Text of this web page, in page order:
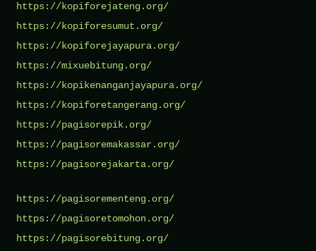
https://kopiforejateng.org/
https://kopiforesumut.org/
https://kopiforejayapura.org/
https://mixuebitung.org/
https://kopikenanganjayapura.org/
https://kopiforetangerang.org/
https://pagisorepik.org/
https://pagisoremakassar.org/
https://pagisorejakarta.org/
https://pagisorementeng.org/
https://pagisoretomohon.org/
https://pagisorebitung.org/